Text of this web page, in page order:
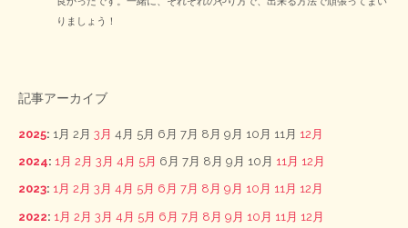
りましょう！
記事アーカイブ
2025: 1月 2月 3月 4月 5月 6月 7月 8月 9月 10月 11月 12月
2024: 1月 2月 3月 4月 5月 6月 7月 8月 9月 10月 11月 12月
2023: 1月 2月 3月 4月 5月 6月 7月 8月 9月 10月 11月 12月
2022: 1月 2月 3月 4月 5月 6月 7月 8月 9月 10月 11月 12月